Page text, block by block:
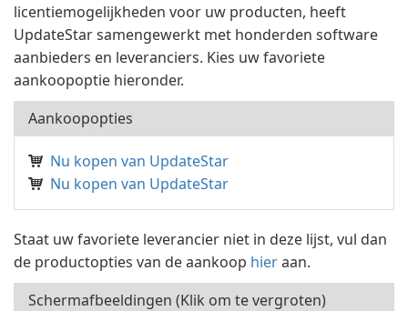
licentiemogelijkheden voor uw producten, heeft
UpdateStar samengewerkt met honderden software
aanbieders en leveranciers. Kies uw favoriete
aankoopoptie hieronder.
Aankoopopties
Nu kopen van UpdateStar
Nu kopen van UpdateStar
Staat uw favoriete leverancier niet in deze lijst, vul dan
de productopties van de aankoop hieraan.
Schermafbeeldingen (Klik om te vergroten)